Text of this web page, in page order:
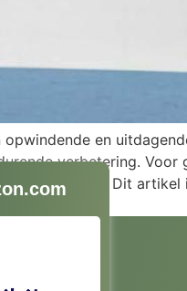
en
verbetering.
te versterken. Dit